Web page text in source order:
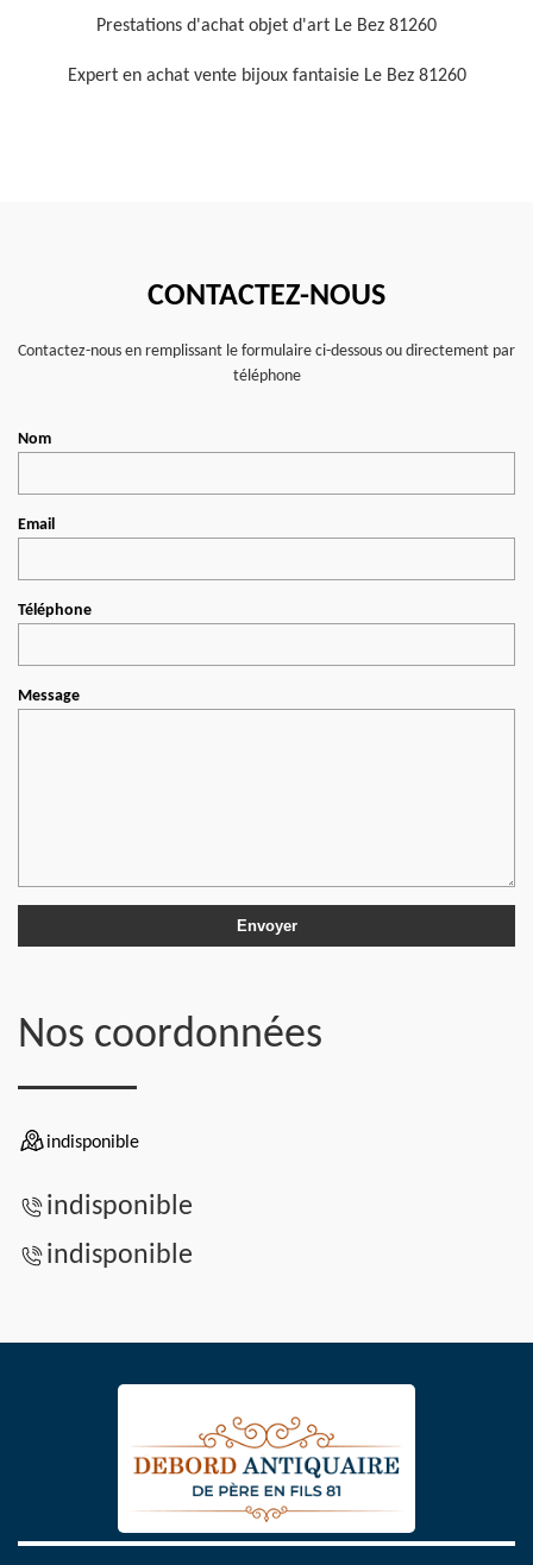
Prestations d'achat objet d'art Le Bez 81260
Expert en achat vente bijoux fantaisie Le Bez 81260
CONTACTEZ-NOUS
Contactez-nous en remplissant le formulaire ci-dessous ou directement par
téléphone
Nom
Email
Téléphone
Message
Nos coordonnées
indisponible
indisponible
indisponible